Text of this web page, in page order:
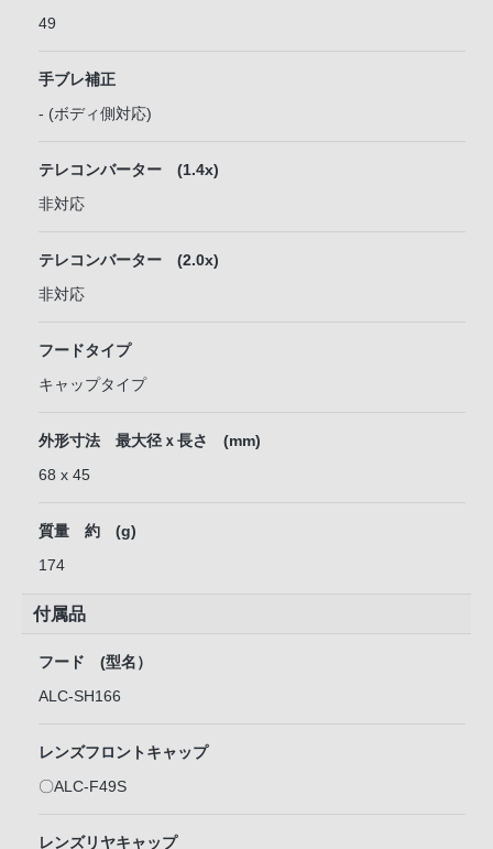
49
手ブレ補正
- (ボディ側対応)
テレコンバーター (1.4x)
非対応
テレコンバーター (2.0x)
非対応
フードタイプ
キャップタイプ
外形寸法 最大径ｘ長さ (mm)
68 x 45
質量 約 (g)
174
付属品
フード (型名）
ALC-SH166
レンズフロントキャップ
〇ALC-F49S
レンズリヤキャップ